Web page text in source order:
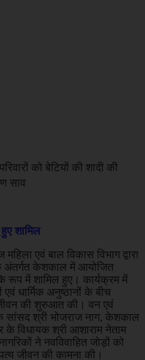
शामिल
एवं बाल विकास विभाग द्वारा
अंतर्गत केशकाल में आयोजित
रूप में शामिल हुए। कार्यक्रम में
एवं धार्मिक अनुष्ठानों के बीच
की शुरुआत की। वन एवं
सांसद श्री भोजराज नाग, केशकाल
विधायक श्री आशाराम नेताम
ने नवविवाहित जोड़ों को
जीवन की कामना की।